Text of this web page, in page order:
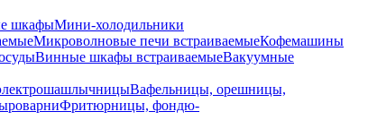
шкафыМини-холодильники
Микроволновые печи встраиваемыеКофемашины
Винные шкафы встраиваемыеВакуумные
Вафельницы, орешницы,
Фритюрницы, фондю-